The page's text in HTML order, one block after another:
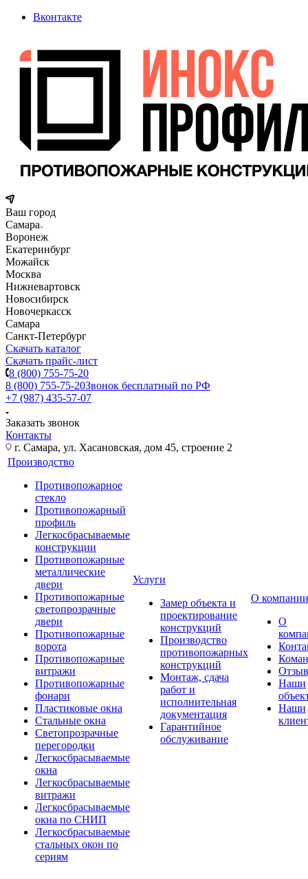
Вконтакте
Ваш город
Самара
Воронеж
Екатеринбург
Можайск
Москва
Нижневартовск
Новосибирск
Новочеркасск
Самара
Санкт-Петербург
Скачать каталог
Скачать прайс-лист
8 (800) 755-75-20
8 (800) 755-75-20Звонок бесплатный по РФ
+7 (987) 435-57-07
Заказать звонок
Контакты
г. Самара, ул. Хасановская, дом 45, строение 2
Производство
Противопожарное
стекло
Противопожарный
профиль
Легкосбрасываемые
конструкции
Противопожарные
металлические
двери
Противопожарные
светопрозрачные
двери
Противопожарные
ворота
Противопожарные
витражи
Противопожарные
фонари
Пластиковые окна
Стальные окна
Светопрозрачные
перегородки
Легкосбрасываемые
окна
Легкосбрасываемые
витражи
Легкосбрасываемые
окна по СНИП
Легкосбрасываемые
стальных окон по
сериям
Услуги
Замер объекта и
проектирование
конструкций
Производство
противопожарных
конструкций
Монтаж, сдача
работ и
исполнительная
документация
Гарантийное
обслуживание
О компании
О
Наши
Наши